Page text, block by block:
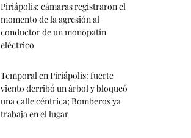
Piriápolis: cámaras registraron el
momento de la agresión al
conductor de un monopatín
eléctrico
Temporal en Piriápolis: fuerte
viento derribó un árbol y bloqueó
una calle céntrica; Bomberos ya
trabaja en el lugar